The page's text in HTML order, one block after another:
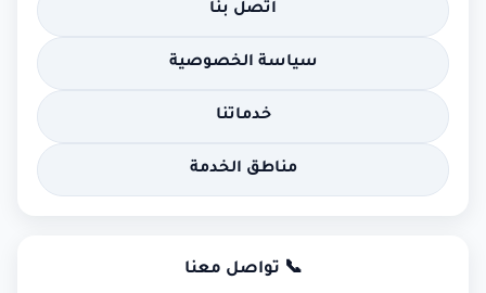
اتصل بنا
سياسة الخصوصية
خدماتنا
مناطق الخدمة
📞 تواصل معنا